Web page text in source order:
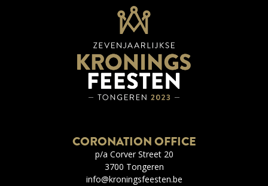
CORONATION OFFICE
p/a Corver Street 20
3700 Tongeren
info@kroningsfeesten.be